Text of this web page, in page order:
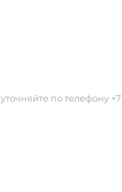
по телефону +7